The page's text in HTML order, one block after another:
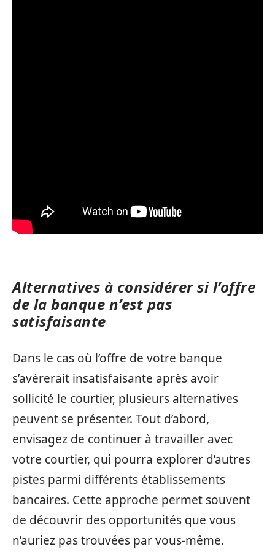
Alternatives à considérer si l’offre
de la banque n’est pas
satisfaisante
Dans le cas où l’offre de votre banque
s’avérerait insatisfaisante après avoir
sollicité le courtier, plusieurs alternatives
peuvent se présenter. Tout d’abord,
envisagez de continuer à travailler avec
votre courtier, qui pourra explorer d’autres
pistes parmi différents établissements
bancaires. Cette approche permet souvent
de découvrir des opportunités que vous
n’auriez pas trouvées par vous-même.